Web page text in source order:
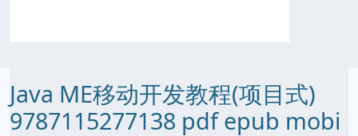
Java ME移动开发教程(项目式)
9787115277138 pdf epub mobi